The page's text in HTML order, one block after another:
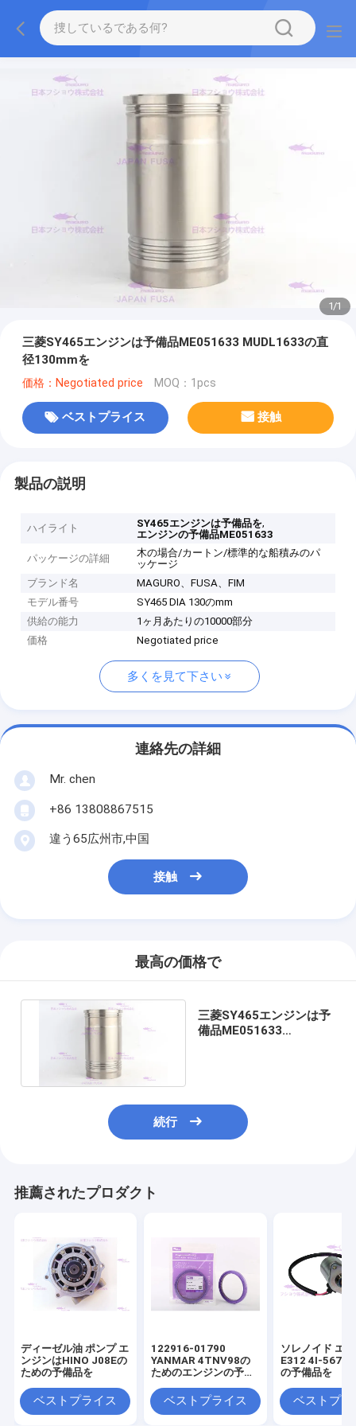
1/1
三菱SY465エンジンは予備品ME051633 MUDL1633の直
径130mmを
価格：Negotiated price MOQ：1pcs
ベストプライス 接触
製品の説明
ハイライト SY465エンジンは予備品を,
エンジンの予備品ME051633
パッケージの詳細
木の場合/カートン/標準的な船積みのパ
ッケージ
ブランド名
MAGURO、FUSA、FIM
モデル番号
SY465 DIA 130のmm
供給の能力
1ヶ月あたりの10000部分
価格
Negotiated price
多くを見て下さい
連絡先の詳細
Mr. chen
+86 13808867515
違う65広州市,中国
接触
最高の価格で
三菱SY465エンジンは予
備品ME051633
続行
推薦されたプロダクト
ディーゼル油 ポンプ エ
ンジンはHINO J08Eの
ための予備品を
ベストプライス
122916-01790
YANMAR 4TNV98の
ためのエンジンの予備
ベストプライス
ソレノイド エ
E312 4I-5674
の予備品を
ベストプラ